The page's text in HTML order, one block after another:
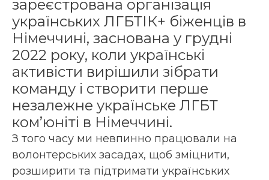
зареєстрована організація
українських ЛГБТІК+ біженців в
Німеччині, заснована у грудні
2022 року, коли українські
активісти вирішили зібрати
команду і створити перше
незалежне українське ЛГБТ
ком’юніті в Німеччині.
З того часу ми невпинно працювали на
волонтерських засадах, щоб зміцнити,
розширити та підтримати українських